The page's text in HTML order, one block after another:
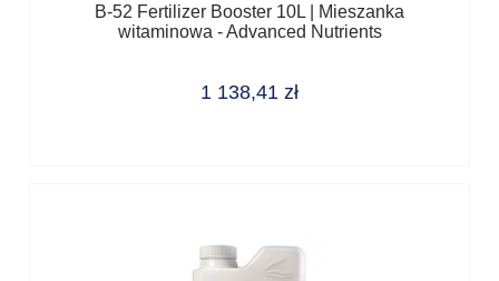
B-52 Fertilizer Booster 10L | Mieszanka
witaminowa - Advanced Nutrients
1 138,41 zł